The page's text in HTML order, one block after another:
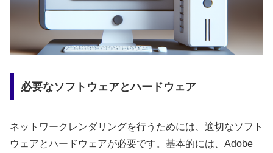
必要なソフトウェアとハードウェア
ネットワークレンダリングを行うためには、適切なソフト
ウェアとハードウェアが必要です。基本的には、Adobe